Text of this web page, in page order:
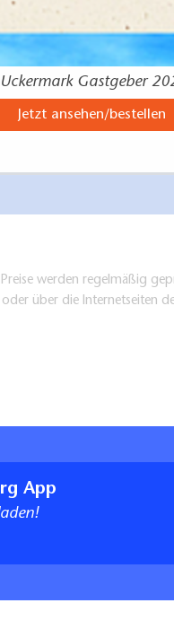
Uckermark Gastgeber
Jetzt ansehen/bestellen
werden regelmäßig
über die Internetseiten
App